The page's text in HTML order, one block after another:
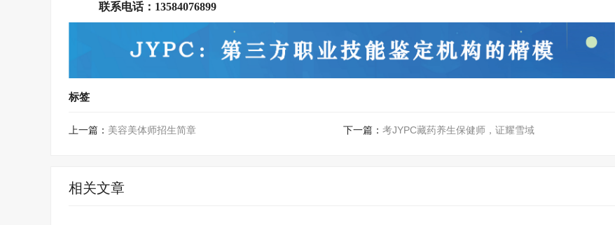
联系电话： 13584076899
标签
上一篇： 美容美体师招生简章 下一篇： 考JYPC藏药养生保健师，证耀雪域
相关文章